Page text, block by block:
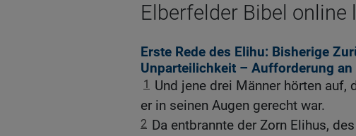
Elberfelder Bibel online
Erste Rede des Elihu: Bisherige
Unparteilichkeit – Aufforderung
1
Und jene drei Männer hörten auf,
er in seinen Augen gerecht war.
2 Da entbrannte der Zorn Elihus,